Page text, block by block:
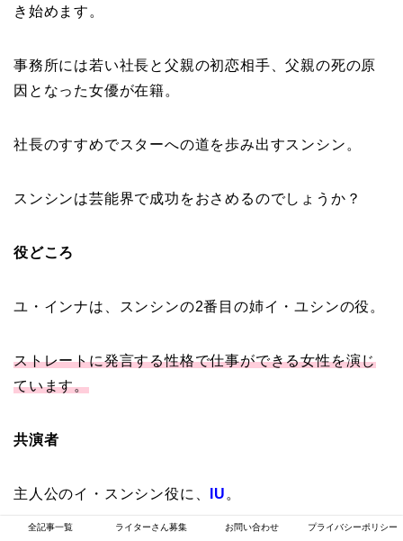
き始めます。
事務所には若い社長と父親の初恋相手、父親の死の原
因となった女優が在籍。
社長のすすめでスターへの道を歩み出すスンシン。
スンシンは芸能界で成功をおさめるのでしょうか？
役どころ
ユ・インナは、スンシンの2番目の姉イ・ユシンの役。
ストレートに発言する性格で仕事ができる女性を演じ
ています。
共演者
主人公のイ・スンシン役に、 IU 。
全記事一覧 ライターさん募集 お問い合わせ プライバシーポリシー